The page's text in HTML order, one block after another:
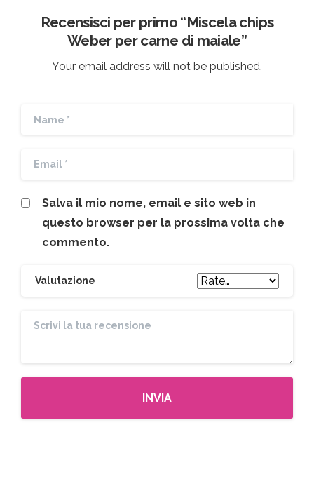
Recensisci per primo “Miscela chips
Weber per carne di maiale”
Your email address will not be published.
Salva il mio nome, email e sito web in
questo browser per la prossima volta che
commento.
Valutazione